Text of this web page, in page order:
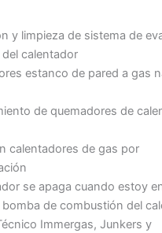
y limpieza de sistema de
calentador
estanco de pared a gas
de quemadores de
calentadores de gas por
se apaga cuando estoy
bomba de combustión del
Immergas, Junkers y